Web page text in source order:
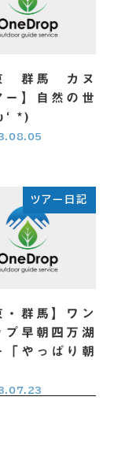
カントリー
講習会
ムビルディング
Store
群馬 カヌ
ー】自然の世
*)
ツアー日記
・群馬】ワン
プ早朝四万湖
「やっぱり朝